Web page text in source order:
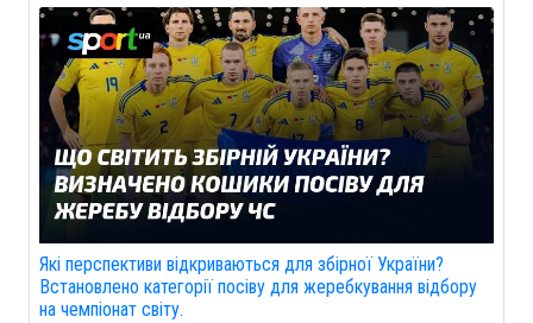
Які перспективи відкриваються для збірної України?
Встановлено категорії посіву для жеребкування відбору
на чемпіонат світу.